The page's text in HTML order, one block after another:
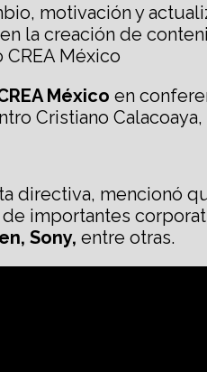
motivación y
la creación de
México
México en
Cristiano
directiva, mencionó
importantes
Sony, entre otras.